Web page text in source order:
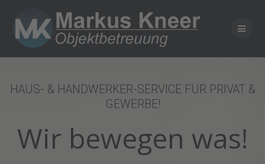
content
HAUS- & HANDWERKER-SERVICE FÜR PRIVAT &
GEWERBE!
Wir bewegen was!